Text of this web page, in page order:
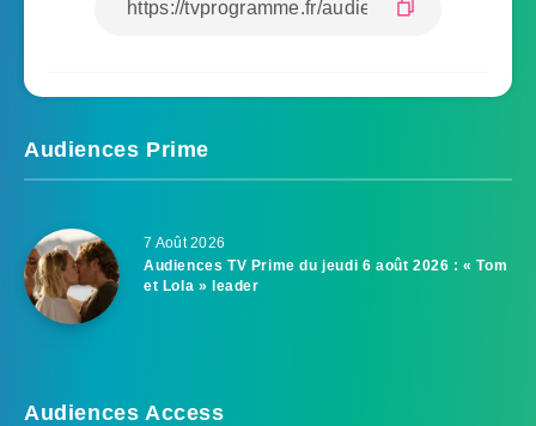
Audiences Prime
7 Août 2026
Audiences TV Prime du jeudi 6 août 2026 : « Tom
et Lola » leader
Audiences Access